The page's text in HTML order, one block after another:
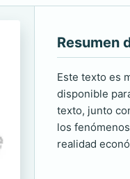
Resumen
Este texto es
disponible
texto, junto
los
realidad